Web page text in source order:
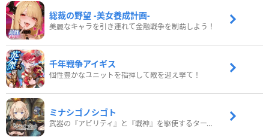
総裁の野望 -美女養成計画-
美麗なキャラを引き連れて金融戦争を制覇しよう！
千年戦争アイギス
個性豊かなユニットを指揮して敵を迎え撃て！
ミナシゴノシゴト
武器の『アビリティ』と『戦神』を駆使するターン制コマンドバトルRPG！